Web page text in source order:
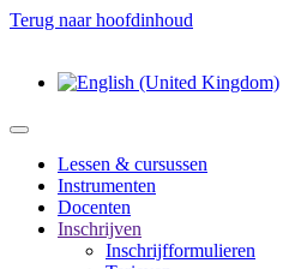
Terug naar hoofdinhoud
Lessen & cursussen
Instrumenten
Docenten
Inschrijven
Inschrijfformulieren